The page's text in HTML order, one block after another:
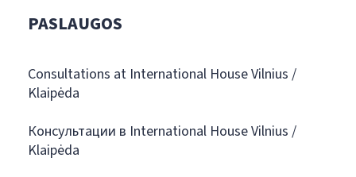
PASLAUGOS
Consultations at International House Vilnius /
Klaipėda
Консультации в International House Vilnius /
Klaipėda